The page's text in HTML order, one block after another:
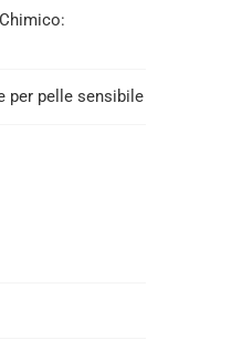
per pelle sensibile